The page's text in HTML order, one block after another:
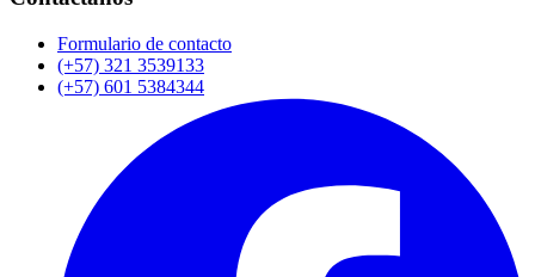
Formulario de contacto
(+57) 321 3539133
(+57) 601 5384344